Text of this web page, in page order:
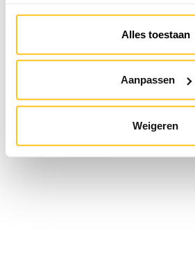
raadpleeg onzePrivacyverklaring.
instellingen te allen tijde aanpassen
de website.
Alles toestaan
Aanpassen
Weigeren